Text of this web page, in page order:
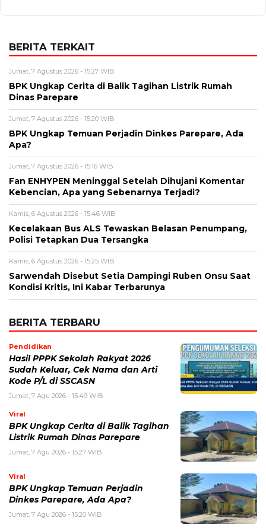
BERITA TERKAIT
Jumat, 7 Agustus 2026 - 15:27 WIB
BPK Ungkap Cerita di Balik Tagihan Listrik Rumah
Dinas Parepare
Jumat, 7 Agustus 2026 - 15:20 WIB
BPK Ungkap Temuan Perjadin Dinkes Parepare, Ada
Apa?
Jumat, 7 Agustus 2026 - 15:16 WIB
Fan ENHYPEN Meninggal Setelah Dihujani Komentar
Kebencian, Apa yang Sebenarnya Terjadi?
Kamis, 6 Agustus 2026 - 15:46 WIB
Kecelakaan Bus ALS Tewaskan Belasan Penumpang,
Polisi Tetapkan Dua Tersangka
Kamis, 6 Agustus 2026 - 15:25 WIB
Sarwendah Disebut Setia Dampingi Ruben Onsu Saat
Kondisi Kritis, Ini Kabar Terbarunya
BERITA TERBARU
Pendidikan
Hasil PPPK Sekolah Rakyat 2026
Sudah Keluar, Cek Nama dan Arti
Kode P/L di SSCASN
Jumat, 7 Agu 2026 - 15:49 WIB
Viral
BPK Ungkap Cerita di Balik Tagihan
Listrik Rumah Dinas Parepare
Jumat, 7 Agu 2026 - 15:27 WIB
Viral
BPK Ungkap Temuan Perjadin
Dinkes Parepare, Ada Apa?
Jumat, 7 Agu 2026 - 15:20 WIB